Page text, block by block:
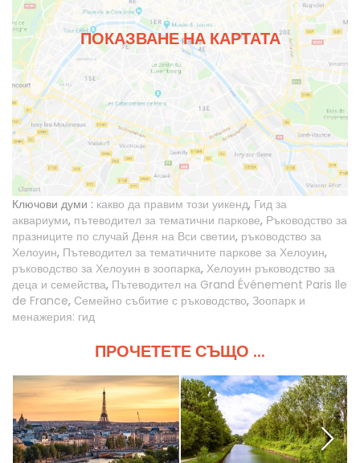
ПОКАЗВАНЕ НА КАРТАТА
Ключови думи : какво да правим този уикенд, Гид за
аквариуми, пътеводител за тематични паркове, Ръководство за
празниците по случай Деня на Вси светии, ръководство за
Хелоуин, Пътеводител за тематичните паркове за Хелоуин,
ръководство за Хелоуин в зоопарка, Хелоуин ръководство за
деца и семейства, Пътеводител на Grand Événement Paris Ile
de France, Семейно събитие с ръководство, Зоопарк и
менажерия: гид
ПРОЧЕТЕТЕ СЪЩО ...